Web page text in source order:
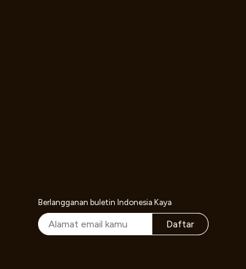
Berlangganan buletin Indonesia Kaya
Daftar